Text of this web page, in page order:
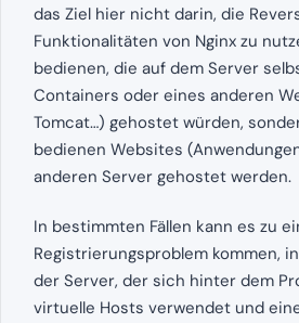
das Ziel hier nicht darin, die
Funktionalitäten von Nginx zu
bedienen, die auf dem Server
Containers oder eines anderen
Tomcat…) gehostet würden,
bedienen Websites
anderen Server gehostet werden.
In bestimmten Fällen kann es zu
Registrierungsproblem kommen,
der Server, der sich hinter dem
virtuelle Hosts verwendet und